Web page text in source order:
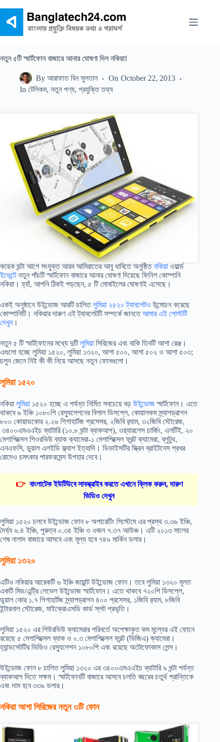
content
নতুন ৫টি স্মার্টফোন বাজারে আনার ঘোষণা দিল নকিয়া!
By আরাফাত বিন সুলতান On October 22, 2013
In টেলিকম,নতুন পণ্য,প্রযুক্তি তথ্য
কয়েক ঘন্টা আগে সংযুক্ত আরব আমিরাতের আবু ধাবিতে অনুষ্ঠিতনকিয়া ওয়ার্ল্ড
ইভেন্টেনতুন পাঁচটি স্মার্টফোন বাজারে আনার ঘোষণা দিয়েছে ফিনিশ কোম্পানি
নকিয়া। হ্যাঁ, আপনি ঠিকই পড়ছেন, ৫ টি মোবাইলের ঘোষণাই এসেছে।
একই অনুষ্ঠানে উইন্ডোজ আরটি চালিতলুমিয়া ২৫২০ ট্যাবলেটও উন্মোচন করেছে
কোম্পানিটি। নকিয়ার দারুণ এই ট্যাবলেটটি সম্পর্কে জানতেআমার এই পোস্টটি
দেখুন ।
নতুন ৫ টি স্মার্টফোনের মধ্যে দুটিলুমিয়া সিরিজের এবং বাকি তিনটি আশা রেঞ্জ।
এগুলো হচ্ছে লুমিয়া ১৫২০, লুমিয়া ১৩২০, আশা ৫০০, আশা ৫০২ ও আশা ৫০৩;
চলুন জেনে নিই কী কী নিয়ে আসছে নতুন ফোনগুলো।
লুমিয়া ১৫২০
নকিয়া লুমিয়া ১৫২০ হচ্ছে এ পর্যন্ত নির্মিত সবচেয়ে বড় উইন্ডোজস্মার্টফোন। এতে
থাকবে ৬ ইঞ্চি ১০৮০পি রেস্যুলেশনের বিশাল ডিসপ্লে, কোয়ালকম স্ন্যাপড্রাগন
৮০০ কোয়াডকোর ২.২৬ গিগাহার্টজ প্রসেসর, ২জিবি র‍্যাম, ৩২জিবি স্টোরেজ,
৩৪০০এমএএইচ ব্যাটারি (১০.৮ ঘন্টা ব্যাকআপ), ওয়্যারলেস চার্জিং, এলটিই, ২০
মেগাপিক্সেল পিওরভিউ ব্যাক ক্যামেরা-১ মেগাপিক্সেল ফ্রন্ট ক্যামেরা, ব্লুটুথ,
এনএফসি, ডুয়াল এলইডি ফ্ল্যাশ ইত্যাদি। ডিভাইসটির স্ক্রিন ব্রাইটনেস প্রখর
রোদেও চমৎকার পারফরমেন্স উপহার দেবে।
👉 বাংলাটেক ইউটিউবে সাবস্ক্রাইব করতে এখানে ক্লিক করুন, দারুণ
ভিডিও দেখুন
লুমিয়া ১৫২০ চলবে উইন্ডোজ ফোন ৮ অপারেটিং সিস্টেমে এর প্রস্থ ৩.৩৬ ইঞ্চি,
দৈর্ঘ্য ৬.৪ ইঞ্চি, পুরুত্ব ০.৩৪ ইঞ্চি ও ওজন ৭.৩৭ আউঞ্চ। এটি ২০১৩ সালের
শেষ নাগাদ বাজারে আসবে এবং মূল্য হবে ৭৪৯ মার্কিন ডলার।
লুমিয়া ১৩২০
এটিও নকিয়ার আরেকটি ৬ ইঞ্চি জায়ান্ট উইন্ডোজ ফোন। তবে লুমিয়া ১৩২০ মূলত
একটি মিড/এন্ট্রি লেভেল উইন্ডোজ স্মার্টফোন। এতে থাকবে ৭২০পি ডিসপ্লে,
ডুয়াল কোর ১.৭ গিগাহার্টজ স্ন্যাপড্রাগন ৪০০ প্রসেসর, ১জিবি র‍্যাম, ৮জিবি
ইন্টারনাল স্টোরেজ, মাইক্রোএসডি কার্ড স্লট প্রভৃতি।
লুমিয়া ১৫২০ এর পিউরভিউ ক্যামেরার পরিবর্তে অপেক্ষাকৃত কম মূল্যের এই ফোনে
রয়েছে ৫ মেগাপিক্সেল ব্যাক ও ০.৩ মেগাপিক্সেল ফ্রন্ট (ভিজিএ) ক্যামেরা।
হ্যান্ডসেটটির ভিডিও রেস্যুলেশন ১০৮০পি এবং রয়েছে অটোফোকাস লেন্স।
উইন্ডোজ ফোন ৮ চালিত লুমিয়া ১৩২০ এর ৩৪০০এমএএইচ ব্যাটারি ৯ ঘন্টা পর্যন্ত
ব্যাকআপ দিতে সক্ষম। স্মার্টফোনটি বাজারে আসবে চলতি বছরের চতুর্থ প্রান্তিকে
এবং দাম হবে ৩৩৯ ডলার।
নকিয়া আশা সিরিজের নতুন ৩টি ফোন